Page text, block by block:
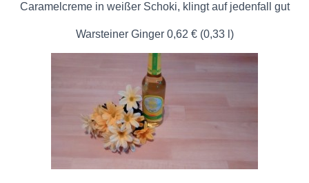
Caramelcreme in weißer Schoki, klingt auf jedenfall gut
Warsteiner Ginger 0,62 € (0,33 l)